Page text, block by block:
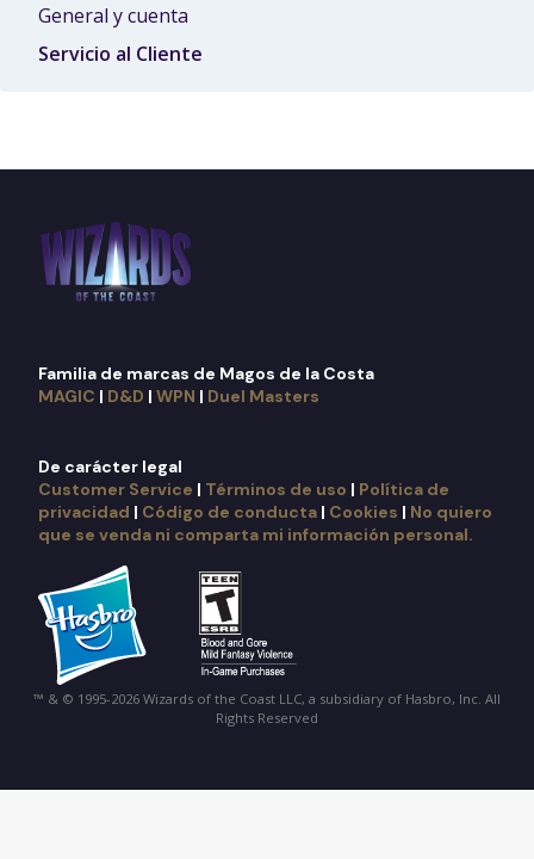
General y cuenta
Servicio al Cliente
Familia de marcas de Magos de la Costa
MAGIC | D&D | WPN | Duel Masters
De carácter legal
Customer Service | Términos de uso | Política de
privacidad | Código de conducta | Cookies | No quiero
que se venda ni comparta mi información personal.
™ & © 1995-2026 Wizards of the Coast LLC, a subsidiary of Hasbro, Inc. All
Rights Reserved